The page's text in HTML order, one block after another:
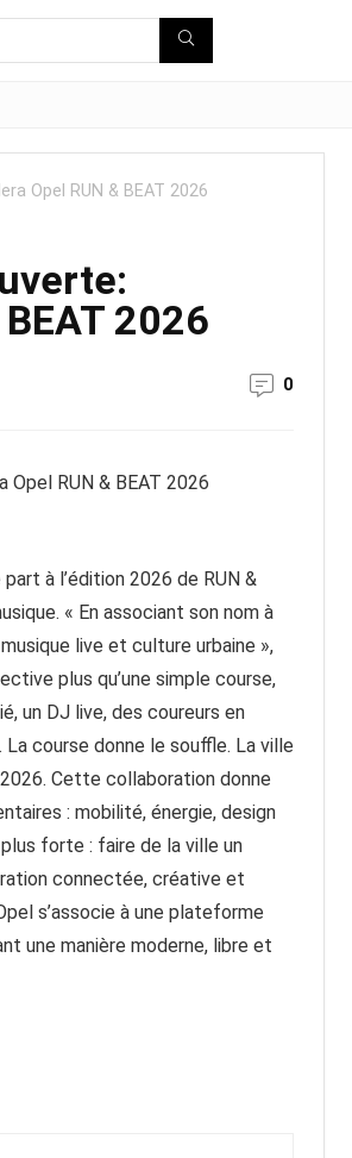
Opel RUN & BEAT 2026
2026
0
à l’édition 2026 de RUN &
« En associant son nom à
live et culture urbaine »,
plus qu’une simple course,
un DJ live, des coureurs en
course donne le souffle. La ville
Cette collaboration donne
: mobilité, énergie, design
forte : faire de la ville un
connectée, créative et
s’associe à une plateforme
une manière moderne, libre et